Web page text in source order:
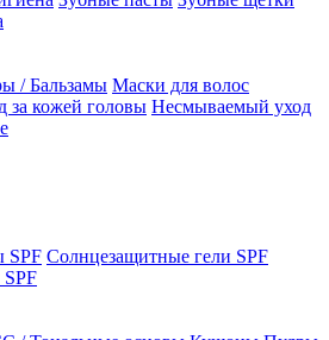
/ Бальзамы Маски для волос
за кожей головы Несмываемый уход
SPF Солнцезащитные гели SPF